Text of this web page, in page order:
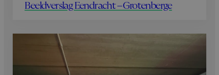
Beeldverslag Eendracht – Grotenberge